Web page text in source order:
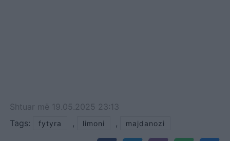
Shtuar më 19.05.2025 23:13
Tags:
fytyra , limoni , majdanozi